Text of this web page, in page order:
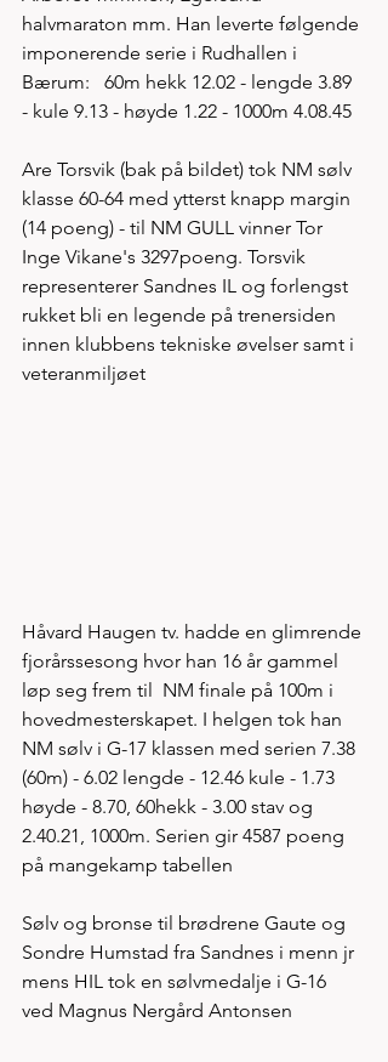
halvmaraton mm. Han leverte følgende
imponerende serie i Rudhallen i
Bærum:   60m hekk 12.02 - lengde 3.89
- kule 9.13 - høyde 1.22 - 1000m 4.08.45
Are Torsvik (bak på bildet) tok NM sølv
klasse 60-64 med ytterst knapp margin
(14 poeng) - til NM GULL vinner Tor
Inge Vikane's 3297poeng. Torsvik
representerer Sandnes IL og forlengst
rukket bli en legende på trenersiden
innen klubbens tekniske øvelser samt i
veteranmiljøet
Håvard Haugen tv. hadde en glimrende
fjorårssesong hvor han 16 år gammel
løp seg frem til  NM finale på 100m i
hovedmesterskapet. I helgen tok han
NM sølv i G-17 klassen med serien 7.38
(60m) - 6.02 lengde - 12.46 kule - 1.73
høyde - 8.70, 60hekk - 3.00 stav og
2.40.21, 1000m. Serien gir 4587 poeng
på mangekamp tabellen
Sølv og bronse til brødrene Gaute og
Sondre Humstad fra Sandnes i menn jr
mens HIL tok en sølvmedalje i G-16
ved Magnus Nergård Antonsen